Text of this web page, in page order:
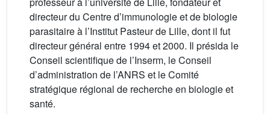
directeur du Centre d’immunologie et de biologie
parasitaire à l’Institut Pasteur de Lille, dont il fut
directeur général entre 1994 et 2000. Il présida le
Conseil scientifique de l’Inserm, le Conseil
d’administration de l’ANRS et le Comité
stratégique régional de recherche en biologie et
santé.